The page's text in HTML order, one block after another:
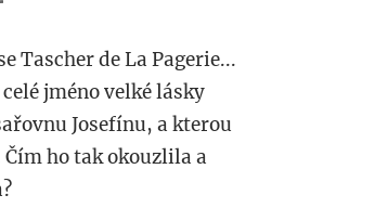
Tascher de La Pagerie...
jméno velké lásky
Josefínu, a kterou
Čím ho tak okouzlila a